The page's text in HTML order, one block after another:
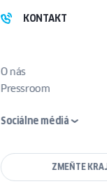
KONTAKT
O nás
Pressroom
Sociálne médiá
ZMEŇTE